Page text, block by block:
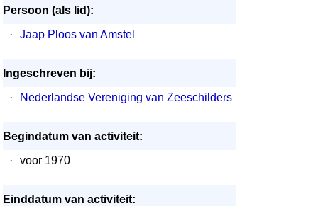
Persoon (als lid):
·
Jaap Ploos van Amstel
Ingeschreven bij:
·
Nederlandse Vereniging van Zeeschilders
Begindatum van activiteit:
·
voor 1970
Einddatum van activiteit: